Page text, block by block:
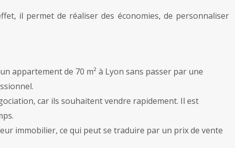
il permet de réaliser des économies, de personnaliser
appartement de 70 m² à Lyon sans passer par une
car ils souhaitent vendre rapidement. Il est
immobilier, ce qui peut se traduire par un prix de vente